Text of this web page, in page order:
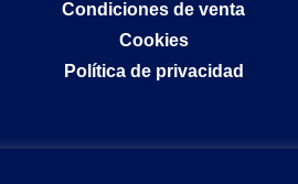
Condiciones de venta
Cookies
Política de privacidad